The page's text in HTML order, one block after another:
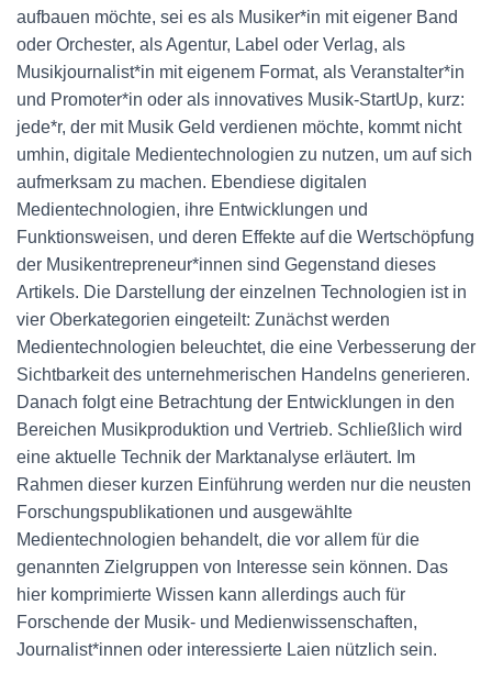
aufbauen möchte, sei es als Musiker*in mit eigener Band
oder Orchester, als Agentur, Label oder Verlag, als
Musikjournalist*in mit eigenem Format, als Veranstalter*in
und Promoter*in oder als innovatives Musik-StartUp, kurz:
jede*r, der mit Musik Geld verdienen möchte, kommt nicht
umhin, digitale Medientechnologien zu nutzen, um auf sich
aufmerksam zu machen. Ebendiese digitalen
Medientechnologien, ihre Entwicklungen und
Funktionsweisen, und deren Effekte auf die Wertschöpfung
der Musikentrepreneur*innen sind Gegenstand dieses
Artikels. Die Darstellung der einzelnen Technologien ist in
vier Oberkategorien eingeteilt: Zunächst werden
Medientechnologien beleuchtet, die eine Verbesserung der
Sichtbarkeit des unternehmerischen Handelns generieren.
Danach folgt eine Betrachtung der Entwicklungen in den
Bereichen Musikproduktion und Vertrieb. Schließlich wird
eine aktuelle Technik der Marktanalyse erläutert. Im
Rahmen dieser kurzen Einführung werden nur die neusten
Forschungspublikationen und ausgewählte
Medientechnologien behandelt, die vor allem für die
genannten Zielgruppen von Interesse sein können. Das
hier komprimierte Wissen kann allerdings auch für
Forschende der Musik- und Medienwissenschaften,
Journalist*innen oder interessierte Laien nützlich sein.